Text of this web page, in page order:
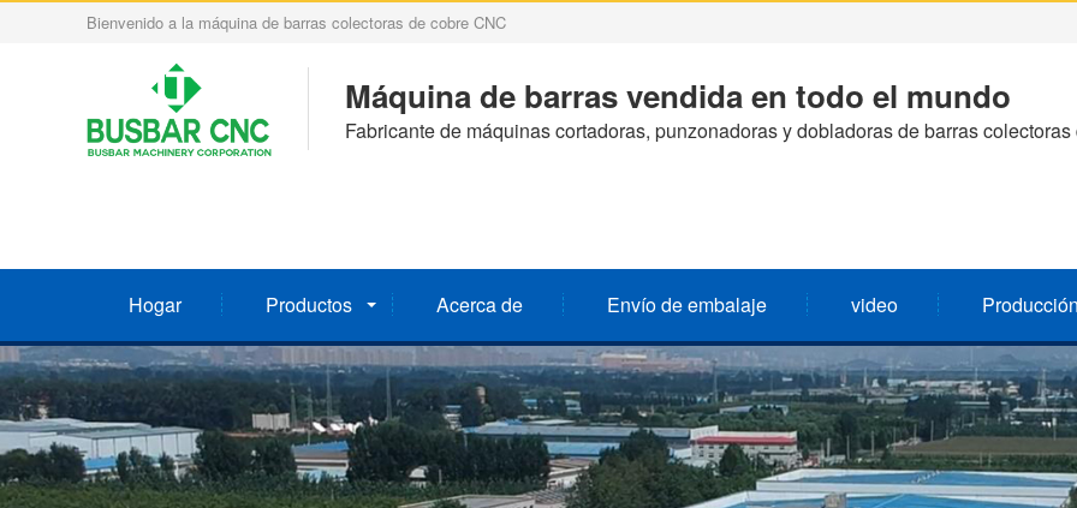
Bienvenido a la máquina de barras colectoras de cobre CNC
Máquina de barras vendida en todo el mundo
Fabricante de máquinas cortadoras, punzonadoras y dobladoras de barras
Hogar Productos Acerca de Envío de embalaje video